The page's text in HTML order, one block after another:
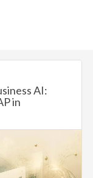
AI:
in